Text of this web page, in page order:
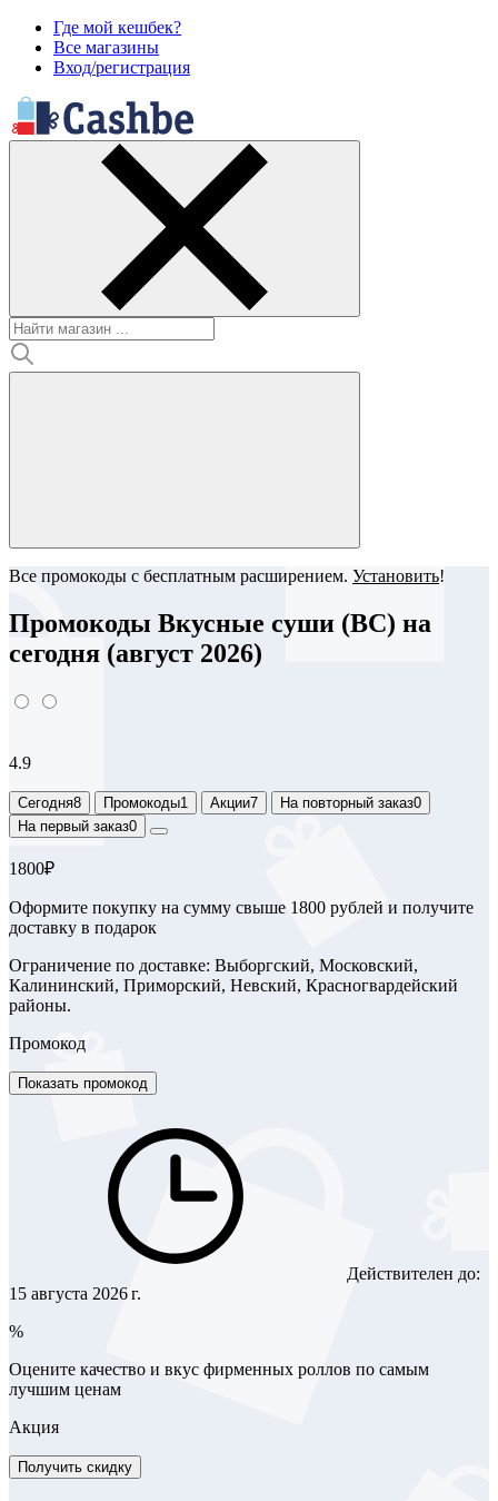
Где мой кешбек?
Все магазины
Вход/регистрация
Все промокоды с бесплатным расширением. Установить!
Промокоды Вкусные суши (ВС) на
сегодня (август 2026)
4.9
Сегодня8 Промокоды1 Акции7 На повторный заказ0
На первый заказ0
1800₽
Оформите покупку на сумму свыше 1800 рублей и получите
доставку в подарок
Ограничение по доставке: Выборгский, Московский,
Калининский, Приморский, Невский, Красногвардейский
районы.
Промокод
Показать промокод
Действителен до:
15 августа 2026 г.
%
Оцените качество и вкус фирменных роллов по самым
лучшим ценам
Акция
Получить скидку